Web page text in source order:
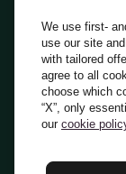
Scopri chi
Domande
Lavora con noi
Diventa Shopper
Investitori
We use first-
use our site
with tailored
agree to all
choose which
“X”, only
our cookie